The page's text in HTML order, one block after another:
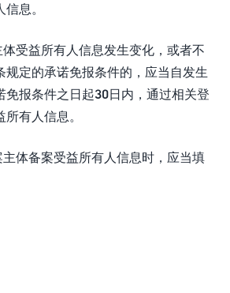
息。
受益所有人信息发生变化，或者不
规定的承诺免报条件的，应当自发生
免报条件之日起30日内，通过相关登
有人信息。
体备案受益所有人信息时，应当填